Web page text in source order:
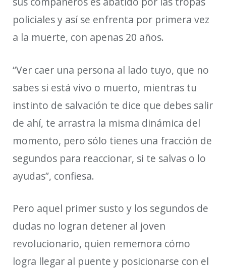
policiales y así se enfrenta por primera vez
a la muerte, con apenas 20 años.
“Ver caer una persona al lado tuyo, que no
sabes si está vivo o muerto, mientras tu
instinto de salvación te dice que debes salir
de ahí, te arrastra la misma dinámica del
momento, pero sólo tienes una fracción de
segundos para reaccionar, si te salvas o lo
ayudas”, confiesa.
Pero aquel primer susto y los segundos de
dudas no logran detener al joven
revolucionario, quien rememora cómo
logra llegar al puente y posicionarse con el